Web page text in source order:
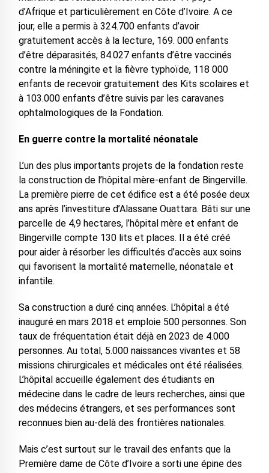
d’Afrique et particulièrement en Côte d’Ivoire. A ce
jour, elle a permis à 324.700 enfants d’avoir
gratuitement accès à la lecture, 169. 000 enfants
d’être déparasités, 84.027 enfants d’être vaccinés
contre la méningite et la fièvre typhoïde, 118 000
enfants de recevoir gratuitement des Kits scolaires et
à 103.000 enfants d’être suivis par les caravanes
ophtalmologiques de la Fondation.
En guerre contre la mortalité néonatale
L’un des plus importants projets de la fondation reste
la construction de l’hôpital mère-enfant de Bingerville.
La première pierre de cet édifice est a été posée deux
ans après l’investiture d’Alassane Ouattara. Bâti sur une
parcelle de 4,9 hectares, l’hôpital mère et enfant de
Bingerville compte 130 lits et places. Il a été créé
pour aider à résorber les difficultés d’accès aux soins
qui favorisent la mortalité maternelle, néonatale et
infantile.
Sa construction a duré cinq années. L’hôpital a été
inauguré en mars 2018 et emploie 500 personnes. Son
taux de fréquentation était déjà en 2023 de 4.000
personnes. Au total, 5.000 naissances vivantes et 58
missions chirurgicales et médicales ont été réalisées.
L’hôpital accueille également des étudiants en
médecine dans le cadre de leurs recherches, ainsi que
des médecins étrangers, et ses performances sont
reconnues bien au-delà des frontières nationales.
Mais c’est surtout sur le travail des enfants que la
Première dame de Côte d’Ivoire a sorti une épine des